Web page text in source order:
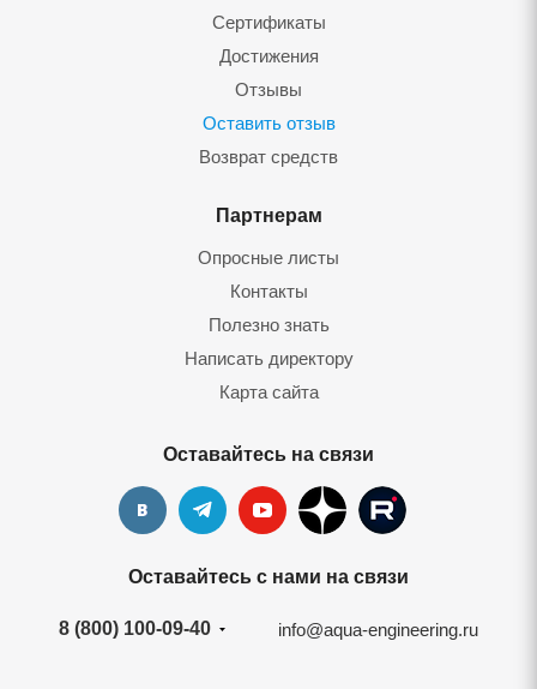
Сертификаты
Достижения
Отзывы
Оставить отзыв
Возврат средств
Партнерам
Опросные листы
Контакты
Полезно знать
Написать директору
Карта сайта
Оставайтесь на связи
Оставайтесь с нами на связи
8 (800) 100-09-40 info@aqua-engineering.ru